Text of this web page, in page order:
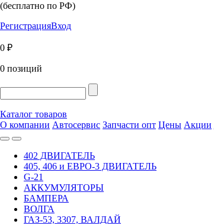
(бесплатно по РФ)
РегистрацияВход
0 ₽
0 позиций
Каталог товаров
О компании Автосервис Запчасти опт Цены Акции
402 ДВИГАТЕЛЬ
405, 406 и ЕВРО-3 ДВИГАТЕЛЬ
G-21
АККУМУЛЯТОРЫ
БАМПЕРА
ВОЛГА
ГАЗ-53, 3307, ВАЛДАЙ